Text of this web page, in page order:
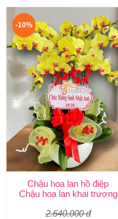
-10%
Chậu hoa lan hồ điệp
Chậu hoa lan khai trương
2.640.000 đ